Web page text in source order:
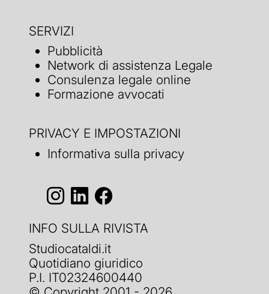
SERVIZI
Pubblicità
Network di assistenza Legale
Consulenza legale online
Formazione avvocati
PRIVACY E IMPOSTAZIONI
Informativa sulla privacy
INFO SULLA RIVISTA
Studiocataldi.it
Quotidiano giuridico
P.I. IT02324600440